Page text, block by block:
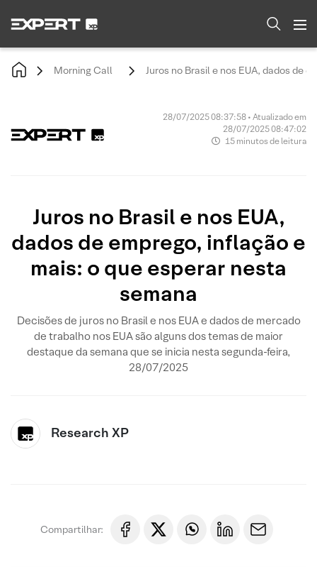
Morning Call Juros no Brasil e nos EUA, dados de
28/07/2025 08:37:58 • Atualizado em
28/07/2025 08:47:02
15 minutos de leitura
Juros no Brasil e nos EUA,
dados de emprego, inflação e
mais: o que esperar nesta
semana
Decisões de juros no Brasil e nos EUA e dados de mercado
de trabalho nos EUA são alguns dos temas de maior
destaque da semana que se inicia nesta segunda-feira,
28/07/2025
Research XP
Compartilhar: